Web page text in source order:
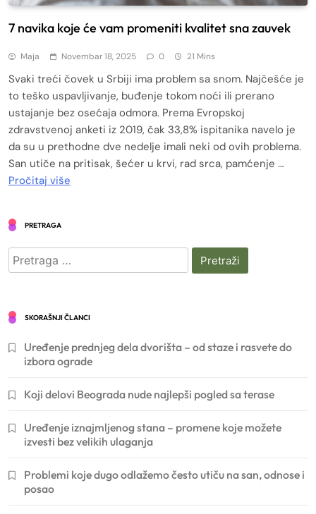
7 navika koje će vam promeniti kvalitet sna zauvek
Maja Novembar 18, 2025 0 21 Mins
Svaki treći čovek u Srbiji ima problem sa snom. Najčešće je
to teško uspavljivanje, buđenje tokom noći ili prerano
ustajanje bez osećaja odmora. Prema Evropskoj
zdravstvenoj anketi iz 2019, čak 33,8% ispitanika navelo je
da su u prethodne dve nedelje imali neki od ovih problema.
San utiče na pritisak, šećer u krvi, rad srca, pamćenje …
Pročitaj više
PRETRAGA
Pretraga
za:
SKORAŠNJI ČLANCI
Uređenje prednjeg dela dvorišta – od staze i rasvete do
izbora ograde
Koji delovi Beograda nude najlepši pogled sa terase
Uređenje iznajmljenog stana – promene koje možete
izvesti bez velikih ulaganja
Problemi koje dugo odlažemo često utiču na san, odnose i
posao